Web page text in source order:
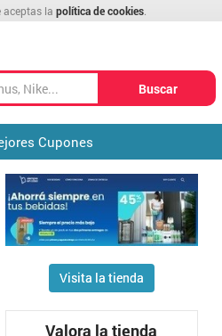
aceptas la política de cookies
Buscar
Cupones
Visita la tienda
Valora la tienda